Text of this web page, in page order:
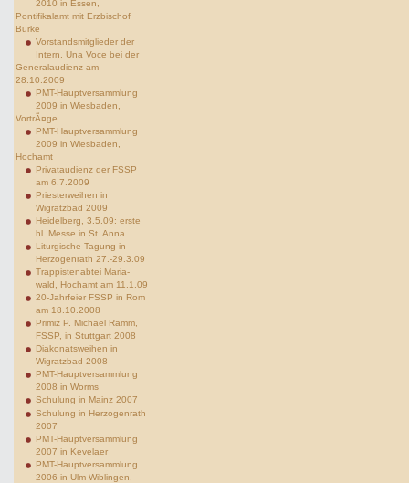
2010 in Essen,
Pontifikalamt mit Erzbischof
Burke
Vorstandsmitglieder der
Intern. Una Voce bei der
Generalaudienz am
28.10.2009
PMT-Hauptversammlung
2009 in Wiesbaden,
VortrÃ¤ge
PMT-Hauptversammlung
2009 in Wiesbaden,
Hochamt
Privataudienz der FSSP
am 6.7.2009
Priesterweihen in
Wigratzbad 2009
Heidelberg, 3.5.09: erste
hl. Messe in St. Anna
Liturgische Tagung in
Herzogenrath 27.-29.3.09
Trappistenabtei Maria-
wald, Hochamt am 11.1.09
20-Jahrfeier FSSP in Rom
am 18.10.2008
Primiz P. Michael Ramm,
FSSP, in Stuttgart 2008
Diakonatsweihen in
Wigratzbad 2008
PMT-Hauptversammlung
2008 in Worms
Schulung in Mainz 2007
Schulung in Herzogenrath
2007
PMT-Hauptversammlung
2007 in Kevelaer
PMT-Hauptversammlung
2006 in Ulm-Wiblingen,